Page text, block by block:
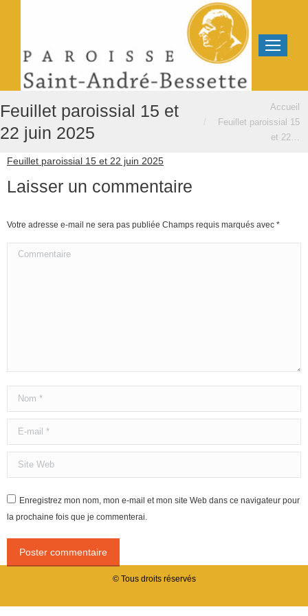
Feuillet paroissial 15 et
22 juin 2025
Accueil
Feuillet paroissial 15
et 22…
Feuillet paroissial 15 et 22 juin 2025
Laisser un commentaire
Votre adresse e-mail ne sera pas publiée Champs requis marqués avec *
Commentaire
Nom *
E-mail *
Site Web
Enregistrez mon nom, mon e-mail et mon site Web dans ce navigateur pour
la prochaine fois que je commenterai.
Poster commentaire
© Tous droits réservés